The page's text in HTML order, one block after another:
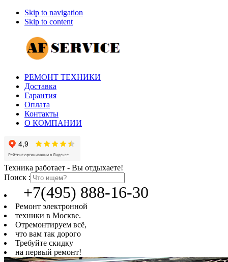
Skip to navigation
Skip to content
РЕМОНТ ТЕХНИКИ
Доставка
Гарантия
Оплата
Контакты
О КОМПАНИИ
Техника работает - Вы отдыхаете!
Поиск :
+7(495) 888-16-30
Ремонт электронной
техники в Москве.
Отремонтируем всё,
что вам так дорого
Требуйте скидку
на первый ремонт!